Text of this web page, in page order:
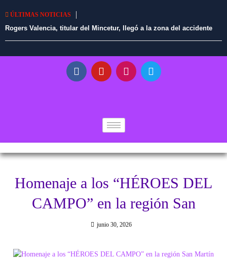
ÚLTIMAS NOTICIAS
Rogers Valencia, titular del Mincetur, llegó a la zona del accidente
aéreo en Nasca
Homenaje a los “HÉROES DEL
CAMPO” en la región San
junio 30, 2026